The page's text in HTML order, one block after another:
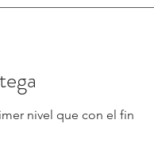
nivel que con el fin